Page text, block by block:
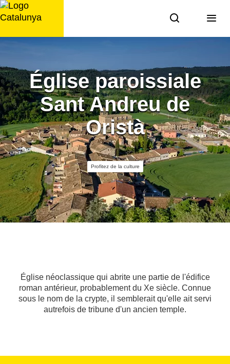
Aller
au
Église paroissiale
Sant Andreu de
Oristà
Profitez de la culture
Église néoclassique qui abrite une partie de l'édifice
roman antérieur, probablement du Xe siècle. Connue
sous le nom de la crypte, il semblerait qu'elle ait servi
autrefois de tribune d'un ancien temple.